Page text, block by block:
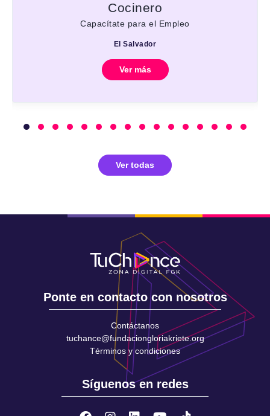
Cocinero
Capacítate para el Empleo
El Salvador
Ver más
Ver todas
Ponte en contacto con nosotros
Contáctanos
tuchance@fundaciongloriakriete.org
Términos y condiciones
Síguenos en redes